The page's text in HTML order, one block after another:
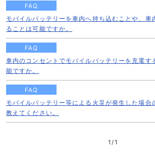
FAQ
モバイルバッテリーを車内へ持ち込むことや、車
ることは可能ですか。
FAQ
車内のコンセントでモバイルバッテリーを充電す
能ですか。
FAQ
モバイルバッテリー等による火災が発生した場合
教えてください。
1 /1